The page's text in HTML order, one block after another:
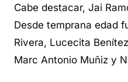
Cabe destacar, Jai
Desde temprana edad
Rivera, Lucecita
Marc Antonio Muñiz y